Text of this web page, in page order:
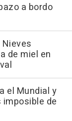
a bordo
de miel en
el Mundial y
imposible de